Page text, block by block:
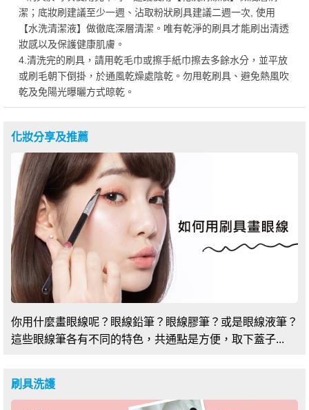
潔；底妝刷建議至少一週、沾取粉狀刷具建議二週一次, 使用
【水洗清潔液】做徹底深層清潔。唯有乾淨的刷具才能刷出清透
妝感以及保護健康肌膚。
4.清洗完的刷具，請用乾毛巾或擦手紙巾擦去多餘水分，並平放
或刷毛朝下倒掛，於通風乾燥處陰乾。勿甩乾刷具、避免熱風吹
乾及免陽光曝曬方式晾乾。
化妝分享及推薦
你用什麼畫眼線呢？眼線鉛筆？眼線膠筆？或是眼線液筆？
這些眼線筆各有不同的特色，共通點是方便，取下蓋子...
刷具洗護